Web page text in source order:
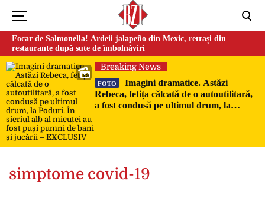
Focar de Salmonella! Ardeii jalapeño din Mexic, retrași din
restaurante după sute de îmbolnăviri
Breaking News
FOTO
Imagini dramatice. Astăzi
Rebeca, fetița călcată de o autoutilitară,
a fost condusă pe ultimul drum, la
simptome covid-19